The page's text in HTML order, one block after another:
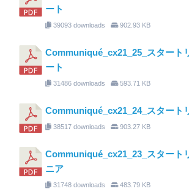
ート
39093 downloads 902.93 KB
Communiqué_cx21_25_スタート
ート
31486 downloads 593.71 KB
Communiqué_cx21_24_スタート
38517 downloads 903.27 KB
Communiqué_cx21_23_スタート
ニア
31748 downloads 483.79 KB